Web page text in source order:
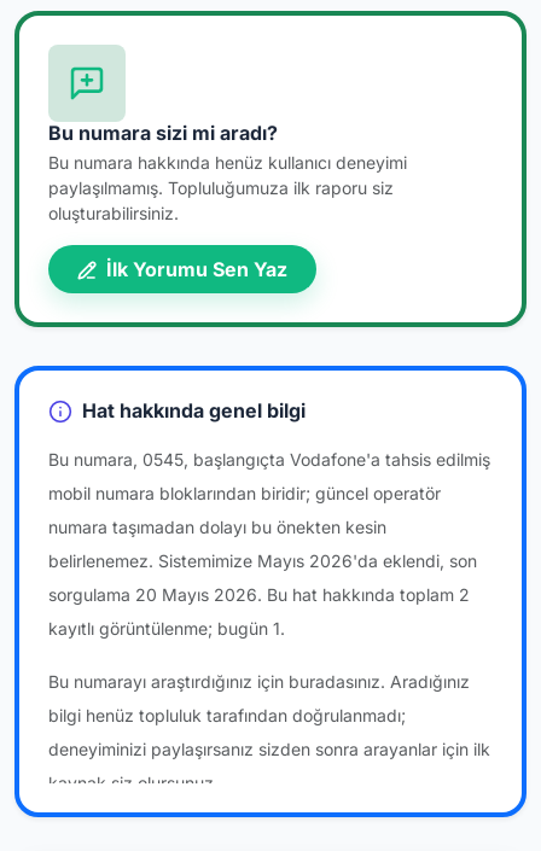
Bu numara sizi mi aradı?
Bu numara hakkında henüz kullanıcı deneyimi
paylaşılmamış. Topluluğumuza ilk raporu siz
oluşturabilirsiniz.
İlk Yorumu Sen Yaz
Hat hakkında genel bilgi
Bu numara, 0545, başlangıçta Vodafone'a tahsis edilmiş
mobil numara bloklarından biridir; güncel operatör
numara taşımadan dolayı bu önekten kesin
belirlenemez. Sistemimize Mayıs 2026'da eklendi, son
sorgulama 20 Mayıs 2026. Bu hat hakkında toplam 2
kayıtlı görüntülenme; bugün 1.
Bu numarayı araştırdığınız için buradasınız. Aradığınız
bilgi henüz topluluk tarafından doğrulanmadı;
deneyiminizi paylaşırsanız sizden sonra arayanlar için ilk
kaynak siz olursunuz.